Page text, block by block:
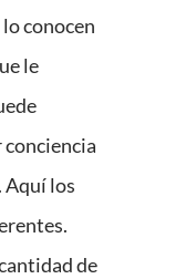
conocen
le
conciencia
Aquí los
de